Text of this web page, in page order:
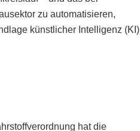
zu automatisieren,
künstlicher Intelligenz (KI)
hat die